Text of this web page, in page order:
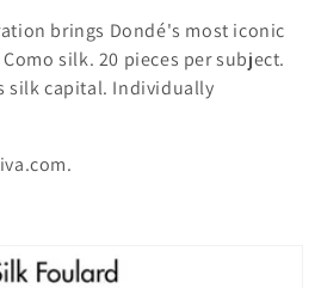
brings Dondé's most iconic
silk. 20 pieces per subject.
silk capital. Individually